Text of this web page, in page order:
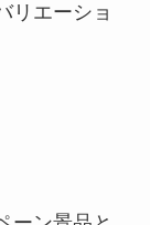
リエーショ